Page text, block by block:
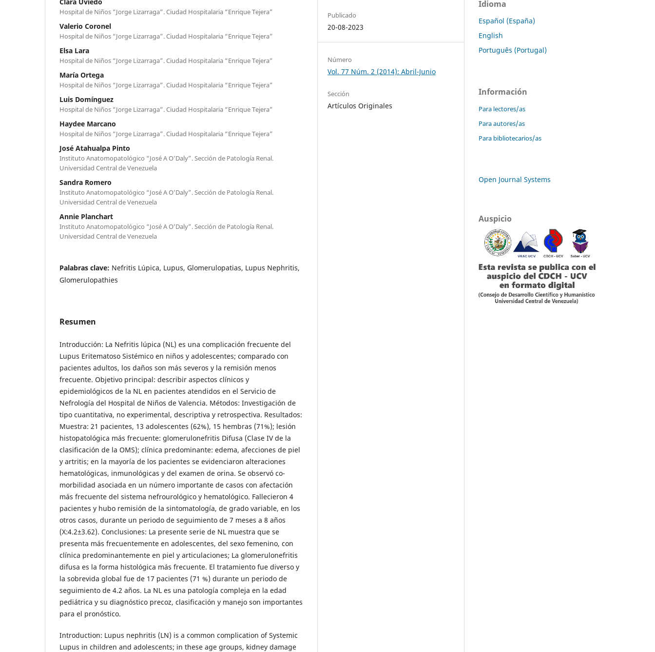
Hospital de Niños “Jorge Lizarraga”. Ciudad Hospitalaria “Enrique Tejera”
Valerio Coronel
Hospital de Niños “Jorge Lizarraga”. Ciudad Hospitalaria “Enrique Tejera”
Elsa Lara
Hospital de Niños “Jorge Lizarraga”. Ciudad Hospitalaria “Enrique Tejera”
María Ortega
Hospital de Niños “Jorge Lizarraga”. Ciudad Hospitalaria “Enrique Tejera”
Luis Domínguez
Hospital de Niños “Jorge Lizarraga”. Ciudad Hospitalaria “Enrique Tejera”
Haydee Marcano
Hospital de Niños “Jorge Lizarraga”. Ciudad Hospitalaria “Enrique Tejera”
José Atahualpa Pinto
Instituto Anatomopatológico “José A O’Daly”. Sección de Patología Renal.
Universidad Central de Venezuela
Sandra Romero
Instituto Anatomopatológico “José A O’Daly”. Sección de Patología Renal.
Universidad Central de Venezuela
Annie Planchart
Instituto Anatomopatológico “José A O’Daly”. Sección de Patología Renal.
Universidad Central de Venezuela
Palabras clave: Nefritis Lúpica, Lupus, Glomerulopatias, Lupus Nephritis,
Glomerulopathies
Resumen
Introducción: La Nefritis lúpica (NL) es una complicación frecuente del
Lupus Eritematoso Sistémico en niños y adolescentes; comparado con
pacientes adultos, los daños son más severos y la remisión menos
frecuente. Objetivo principal: describir aspectos clínicos y
epidemiológicos de la NL en pacientes atendidos en el Servicio de
Nefrología del Hospital de Niños de Valencia. Métodos: Investigación de
tipo cuantitativa, no experimental, descriptiva y retrospectiva. Resultados:
Muestra: 21 pacientes, 13 adolescentes (62%), 15 hembras (71%); lesión
histopatológica más frecuente: glomerulonefritis Difusa (Clase IV de la
clasificación de la OMS); clínica predominante: edema, afecciones de piel
y artritis; en la mayoría de los pacientes se evidenciaron alteraciones
hematológicas, inmunológicas y del examen de orina. Se observó co-
morbilidad asociada en un número importante de casos con afectación
más frecuente del sistema nefrourológico y hematológico. Fallecieron 4
pacientes y hubo remisión de la sintomatología, de grado variable, en los
otros casos, durante un periodo de seguimiento de 7 meses a 8 años
(X:4.2±3.62). Conclusiones: La presente serie de NL muestra que se
presenta más frecuentemente en adolescentes, del sexo femenino, con
clínica predominantemente en piel y articulaciones; La glomerulonefritis
difusa es la forma histológica más frecuente. El tratamiento fue diverso y
la sobrevida global fue de 17 pacientes (71 %) durante un periodo de
seguimiento de 4.2 años. La NL es una patología compleja en la edad
pediátrica y su diagnóstico precoz, clasificación y manejo son importantes
para el pronóstico.
Introduction: Lupus nephritis (LN) is a common complication of Systemic
Lupus in children and adolescents; in these age groups, kidney damage
Publicado
20-08-2023
Número
Vol. 77 Núm. 2 (2014): Abril-Junio
Sección
Artículos Originales
Idioma
Español (España)
English
Português (Portugal)
Información
Para lectores/as
Para autores/as
Para bibliotecarios/as
Open Journal Systems
Auspicio